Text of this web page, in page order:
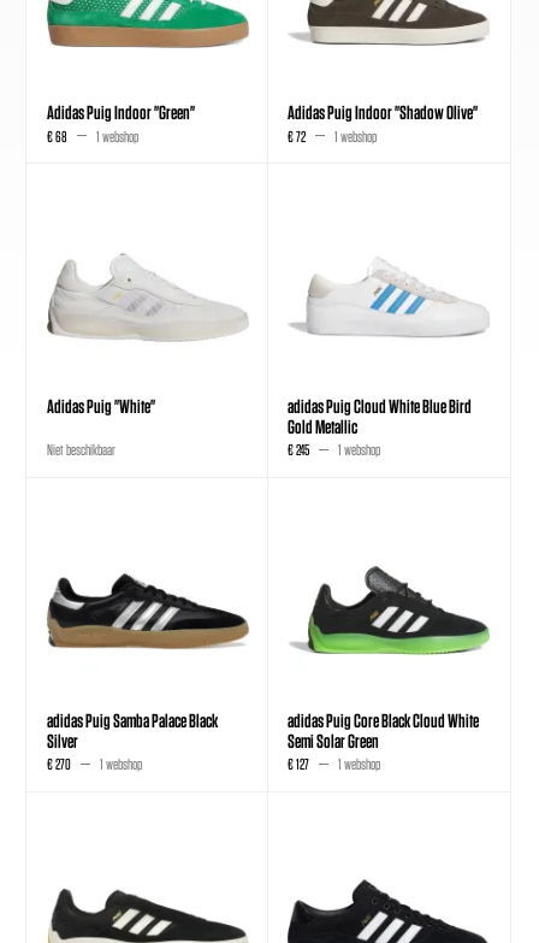
Adidas Puig Indoor "Green"
€ 68 1 webshop
Adidas Puig Indoor "Shadow Olive"
€ 72 1 webshop
Adidas Puig "White"
Niet beschikbaar
adidas Puig Cloud White Blue Bird
Gold Metallic
€ 245 1 webshop
adidas Puig Samba Palace Black
Silver
€ 270 1 webshop
adidas Puig Core Black Cloud White
Semi Solar Green
€ 127 1 webshop